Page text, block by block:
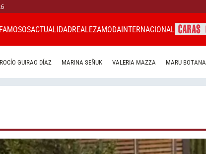
FAMOSOSACTUALIDADREALEZAMODAINTERNACIONAL
ROCÍO GUIRAO DÍAZ MARINA SEÑUK VALERIA MAZZA MARU BOTANA